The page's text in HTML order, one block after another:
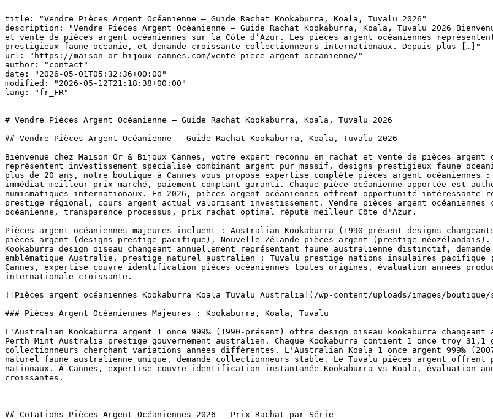
---
title: "Vendre Pièces Argent Océanienne — Guide Rachat Kookaburra, Koala, Tuvalu 2026"
description: "Vendre Pièces Argent Océanienne — Guide Rachat Kookaburra, Koala, Tuvalu 2026 Bienvenue chez Maison Or & Bijoux Cannes, votre expert reconnu en rachat et vente de pièces argent océaniennes sur la Côte d’Azur. Les pièces argent océaniennes représentent investissement spécialisé combinant argent pur massif, designs prestigieux faune oceanie, et demande croissante collectionneurs internationaux. Depuis plus […]"
url: "https://maison-or-bijoux-cannes.com/vente-piece-argent-oceanienne/"
author: "contact"
date: "2026-05-01T05:32:36+00:00"
modified: "2026-05-12T21:18:38+00:00"
lang: "fr_FR"
---

# Vendre Pièces Argent Océanienne — Guide Rachat Kookaburra, Koala, Tuvalu 2026

## Vendre Pièces Argent Océanienne — Guide Rachat Kookaburra, Koala, Tuvalu 2026

Bienvenue chez Maison Or & Bijoux Cannes, votre expert reconnu en rachat et vente de pièces argent océaniennes sur la Côte d'Azur. Les pièces argent océaniennes représentent investissement spécialisé combinant argent pur massif, designs prestigieux faune oceanie, et demande croissante collectionneurs internationaux. Depuis plus de 20 ans, notre boutique à Cannes vous propose expertise complète pièces argent océaniennes : évaluation gratuite, cotes précises selon émetteurs, rachat immédiat meilleur prix marché, paiement comptant garanti. Chaque pièce océanienne apportée est authentifiée on place, pesée précision, évaluée selon standards numismatiques internationaux. En 2026, pièces argent océaniennes offrent opportunité intéressante revendeurs : demande collectionneurs croissante, designs distinctifs prestige régional, cours argent actual valorisant investissement. Vendre pièces argent océaniennes chez Maison Or & Bijoux Cannes garantit expertise numismatique océanienne, transparence processus, prix rachat optimal réputé meilleur Côte d'Azur.

Pièces argent océaniennes majeures incluent : Australian Kookaburra (1990-présent designs changeants), Australian Koala (designs prestige koala australien), Tuvalu pièces argent (designs prestige pacifique), Nouvelle-Zélande pièces argent (prestige néozélandais). Chaque pièce océanienne présente caractéristiques distinctives : Kookaburra design oiseau changeant annuellement représentant faune australienne distinctif, demande collectionneurs modérée croissante ; Koala design koala emblématique Australie, prestige naturel australien ; Tuvalu prestige nations insulaires pacifique ; Nouvelle-Zélande prestige kiwi oiseau néozélandais symbolique. À Cannes, expertise couvre identification pièces océaniennes toutes origines, évaluation années production designs annuels, cotes précises demande collectionneurs internationale croissante.

![Pièces argent océaniennes Kookaburra Koala Tuvalu Australia](/wp-content/uploads/images/boutique/silver-in-cannes.jpg)

### Pièces Argent Océaniennes Majeures : Kookaburra, Koala, Tuvalu

L'Australian Kookaburra argent 1 once 999‰ (1990-présent) offre design oiseau kookaburra changeant annuellement représentant faune australienne distinctif, frappé Perth Mint Australia prestige gouvernement australien. Chaque Kookaburra contient 1 once troy 31,1 grammes argent pur 999‰. Le design changeant annuellement attire collectionneurs cherchant variations années différentes. L'Australian Koala 1 once argent 999‰ (2007-présent) offre design koala emblématique Australie, prestige naturel faune australienne unique, demande collectionneurs stable. Le Tuvalu pièces argent offrent prestige nations insulaires pacifique, designs distinctifs nationaux. À Cannes, expertise couvre identification instantanée Kookaburra vs Koala, évaluation années production, cotes précises demande collectionneurs océaniennes croissantes.

 

## Cotations Pièces Argent Océaniennes 2026 — Prix Rachat par Série

| Pièce Océanienne | Poids | Pureté | Cote Rachat € | Prime % |
|---|---|---|---|---|
| **Kookaburra années courantes** | 31,1g | 999‰ | -- € | +12-15% |
| **Kookaburra années rares premières (1990-1995)** | 31,1g | 999‰ | -- € | +18-25% |
| **Koala années courantes** | 31,1g | 999‰ | -- € | +12-15% |
| **Koala années rares premières (2007-2010)** | 31,1g | 999‰ | -- € | +16-20% |
| **Tuvalu Pièces Argent** | Variable 31,1g | 999‰ | -- € | +12-16% |
| **Nouvelle-Zélande Kiwi Argent** | 31,1g | 999‰ | -- € | +11-14% |

Cotations pièces argent océaniennes varient selon type pièce, années production, designs annuels, demande collectionneurs. Kookaburra années courantes (2000-2026 production normale) prime 12-15% prestige australien modéré. Kookaburra années rares premières (1990-1995 production initiale) prime légèrement supérieure 18-25% collectionneurs cherchant années inaugurales série. Koala années courantes prime 12-15%, années rares premières (2007-2010 initiales) prime 16-20% légèrement supérieure. Tuvalu pièces prestige moindre demande modérée prime 12-16%. Nouvelle-Zélande Kiwi prestige légèrement inférieur prime 11-14%. À Cannes, cotes obtenues consultation références numismatiques internationales, évaluation demande collectionneurs océaniennes croissantes actuelles.

## Processus Rachat Pièces Argent Océaniennes : Expertise Spécialisée, Identification Designs Annuels, Cote Équitable

Revendre pièces argent océaniennes chez Maison Or & Bijoux Cannes suit processus garantissant évaluation juste transparente : (1) Apportez pièces océaniennes boutique Cannes ; (2) Accueil expert numismate spécialisé pièces océaniennes ; (3) Identification type pièce : Kookaburra vs Koala vs Tuvalu vs Kiwi néozélandais ; (4) Vérification années production design spécifique pour pièces à design changeant annuellement ; (5) Authentification physique poids/dimensions/gravures ; (6) Évaluation pureté 999‰ confirmée ; (7) Évaluation état conservation ; (8) Consultation références numismatiques internationales ; (9) Calcul prix combinant intrinsèque argent + prime numérique ; (10) Paiement comptant virement/espèces acceptation. Processus dure 10-20 minutes pièce, 30-45 minutes collections variées designs.

**Avantage Maison Or & Bijoux Cannes :** Expertise pièces océaniennes spécialisée, identification instantanée designs annuels changeants, consultation références internationales, paiement comptant immédiat, aucun frais, confidentialité absolue, conseil expertise personnalisé.

## Australian Kookaburra Designs Annuels Changeants : Collectibilité Accrue

Australian Kookaburra (1990-présent) offre particularité unique : design oiseau kookaburra changeant légèrement annuellement, postures variantes représentant faune distinctive. Collectionneurs accumulent designs annuels variés créant collections prestige kookaburras multiples années. Années premières frappe (1990-1995) design inaugural demande légèrement supérieure collectionneurs. Années récentes designs actuels prestige identique années standard. À Cannes, experts identifient années production Kookaburra immédiatement offrant prime appropriée si années rares initiales.

## Australian Koala Prestige Emblématique Faune Australienne

Australian Koala 1 once argent 999‰ (2007-présent) offre prestige emblématique faune australienne unique, design koala animal symbolique Australie prestige naturel. Années premières (2007-2010) production initiale légère prime supérieure 16-20% années récentes 12-15%, reflétant prestige inaugural légèrement supérieur. Collectionneurs cherchent complétude années Koala créant prestige accumulation progressive. À Cannes, expertise Koala identification années, évaluation primes appropriées producition.

## Tuvalu et Nouvelle-Zélande : Prestige Régional Pacifique

Tuvalu pièces argent offrent prestige nations insulaires pacifique distinctifs, designs particuliers nationaux, demande collectionneurs modérée prestige régional. Nouvelle-Zélande Kiwi prestige oiseau kiwi emblématique Nouvelle-Zélande, design distinctif prestige naturel néozélandais, demande modérée. À Cannes, expertise couvre identification émetteurs régionaux, évaluation primes appropriées prestige régional océanienne.

#### Pureté 999‰ Pièces Océaniennes : Qualité Maximale Argent

Pièces argent océaniennes modernes (Kookaburra, Koala, Tuvalu récents) présentent pureté 999‰ maximale garantie, qualité argent pur extrême. Pureté maximale offre valeur intrinsèque argent supérieure pièces poids identique pureté inférieure. À Cannes, prime rachat pièces océaniennes 999‰ justifiée par qualité argent supérieure.

#### Authentification Pièces Océaniennes : Détection Contrefaçons Rares

Contrefaçons pièces océaniennes rares (demande modérée versus pièces majeures), mais possibles. Authentification triple : (1) Vérification poids exactitude 31,1g ±0,1g (Kookaburra/Koala authentique poids précis), (2) Dimensions vernier électronique, (3) Test sonore pièce authentique son cristallin clair versus contrefait lourd. Pour pièces rares années premières valeur 500€+, essai à la touche pureté recommandé.

#### Demande Collectionneurs Pièces Océaniennes : Marché Croissant

Demande pièces argent océaniennes augmente progressivement collectionneurs mondiaux cherchant diversification designs régionaux non-américains/européens/asiatiques. Kookaburra/Koala designs distinctifs faune attire accumtaurs prestige. Demande croissante Australia/Nouvelle-Zélande entités collectionneurs régionaux. À Cannes, participation marché croissant pièces océaniennes reflected primes rachat légèrement augmentant.

## FAQ : Vente Pièces Argent Océaniennes

### Kookaburra 1990 première année vaut-elle prime supérieure années suivantes ? +

Kookaburra 1990 année inaugurale production justifie prime légèrement supérieure 20-25% versus Kookaburra années récentes 12-15%. Différence prime 8-13% reflète prestige inaugural légèrement supérieur collectionneurs cherchant années premières série.

### Koala 2007 première année vaut-elle prime supérieure Koala 2020 ? +

Koala 2007 année inaugurale production justifie prime 16-20% versus Koala 2020 années courantes 12-15%.